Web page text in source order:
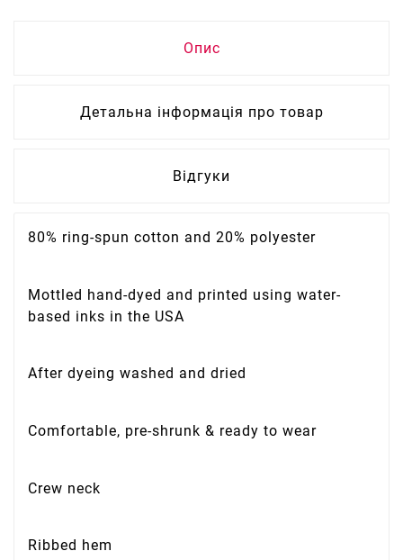
Опис
Детальна інформація про товар
Відгуки
80% ring-spun cotton and 20% polyester
Mottled hand-dyed and printed using water-
based inks in the USA
After dyeing washed and dried
Comfortable, pre-shrunk & ready to wear
Crew neck
Ribbed hem